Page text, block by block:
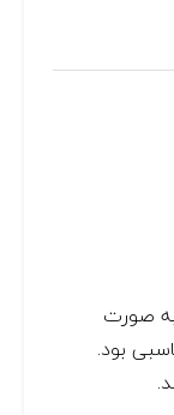
صورت
بود.